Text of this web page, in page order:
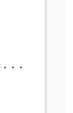
・・